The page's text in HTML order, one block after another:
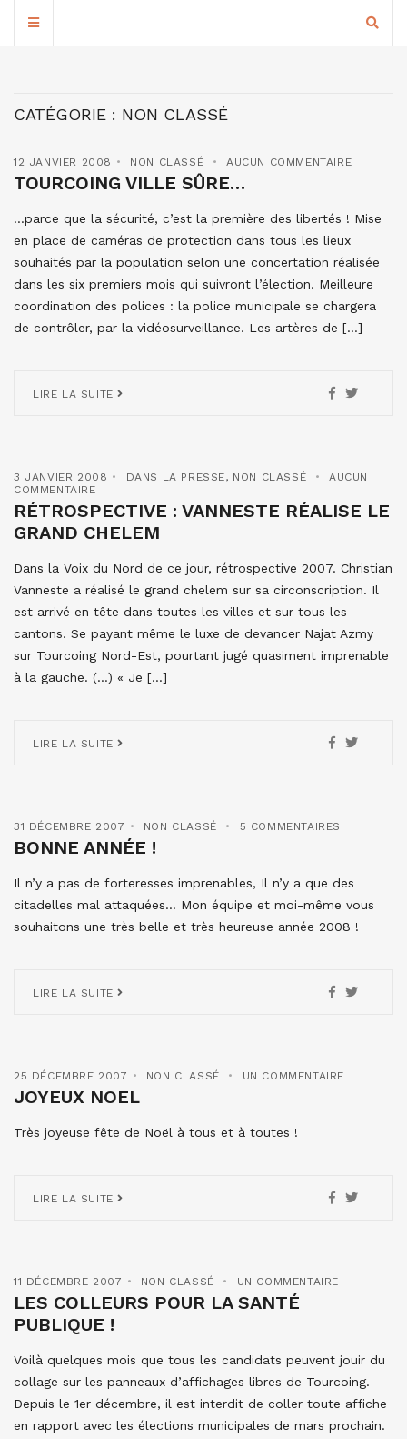
CATÉGORIE : NON CLASSÉ
12 JANVIER 2008 NON CLASSÉ AUCUN COMMENTAIRE
TOURCOING VILLE SÛRE…
…parce que la sécurité, c’est la première des libertés ! Mise
en place de caméras de protection dans tous les lieux
souhaités par la population selon une concertation réalisée
dans les six premiers mois qui suivront l’élection. Meilleure
coordination des polices : la police municipale se chargera
de contrôler, par la vidéosurveillance. Les artères de […]
LIRE LA SUITE
3 JANVIER 2008 DANS LA PRESSE, NON CLASSÉ
AUCUN
COMMENTAIRE
RÉTROSPECTIVE : VANNESTE RÉALISE LE
GRAND CHELEM
Dans la Voix du Nord de ce jour, rétrospective 2007. Christian
Vanneste a réalisé le grand chelem sur sa circonscription. Il
est arrivé en tête dans toutes les villes et sur tous les
cantons. Se payant même le luxe de devancer Najat Azmy
sur Tourcoing Nord-Est, pourtant jugé quasiment imprenable
à la gauche. (…) « Je […]
LIRE LA SUITE
31 DÉCEMBRE 2007 NON CLASSÉ 5 COMMENTAIRES
BONNE ANNÉE !
Il n’y a pas de forteresses imprenables, Il n’y a que des
citadelles mal attaquées… Mon équipe et moi-même vous
souhaitons une très belle et très heureuse année 2008 !
LIRE LA SUITE
25 DÉCEMBRE 2007 NON CLASSÉ UN COMMENTAIRE
JOYEUX NOEL
Très joyeuse fête de Noël à tous et à toutes !
LIRE LA SUITE
11 DÉCEMBRE 2007 NON CLASSÉ UN COMMENTAIRE
LES COLLEURS POUR LA SANTÉ
PUBLIQUE !
Voilà quelques mois que tous les candidats peuvent jouir du
collage sur les panneaux d’affichages libres de Tourcoing.
Depuis le 1er décembre, il est interdit de coller toute affiche
en rapport avec les élections municipales de mars prochain.